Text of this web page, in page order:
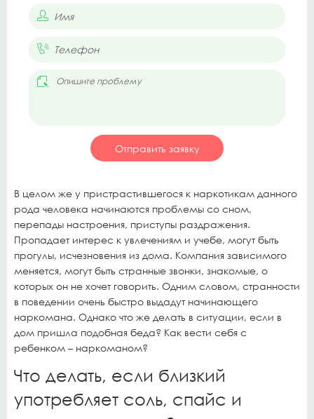
В целом же у пристрастившегося к наркотикам данного
рода человека начинаются проблемы со сном,
перепады настроения, приступы раздражения.
Пропадает интерес к увлечениям и учебе, могут быть
прогулы, исчезновения из дома. Компания зависимого
меняется, могут быть странные звонки, знакомые, о
которых он не хочет говорить. Одним словом, странности
в поведении очень быстро выдадут начинающего
наркомана. Однако что же делать в ситуации, если в
дом пришла подобная беда? Как вести себя с
ребенком – наркоманом?
Что делать, если близкий
употребляет соль, спайс и